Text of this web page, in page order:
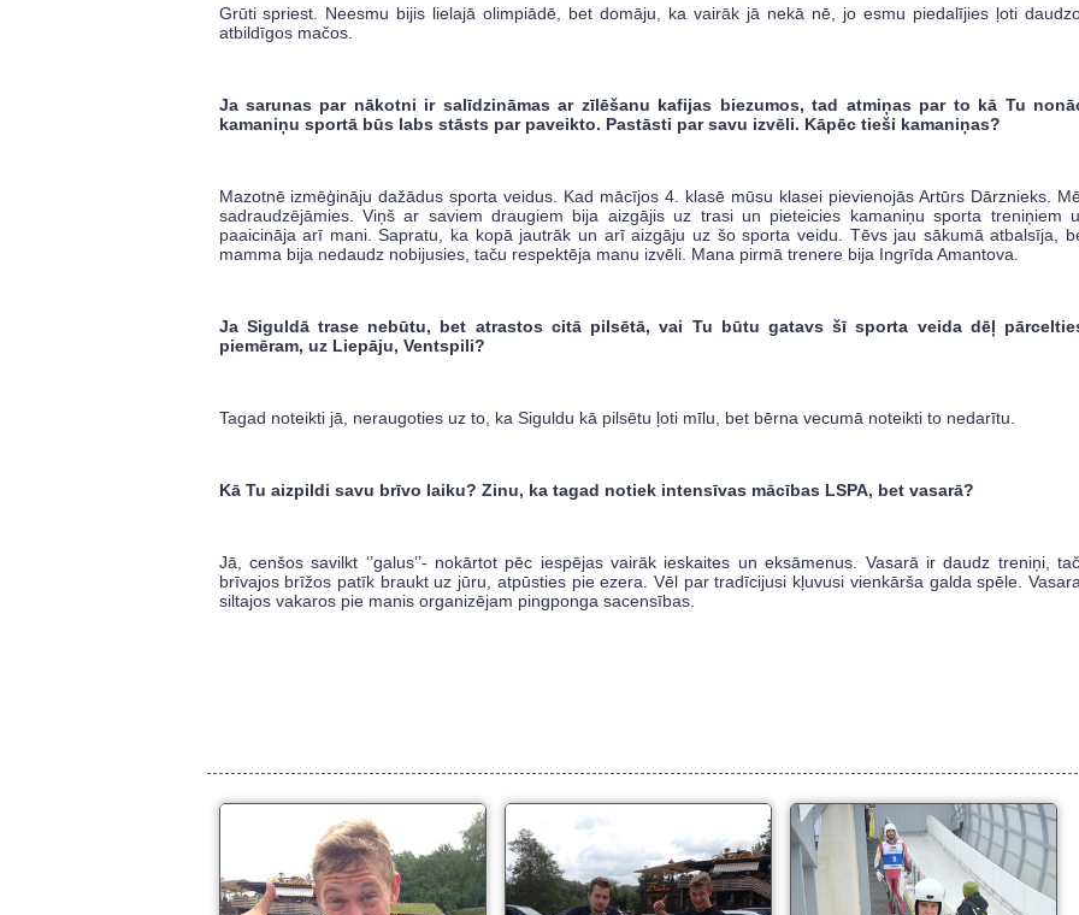
Grūti spriest. Neesmu bijis lielajā olimpiādē, bet domāju, ka vairāk jā nekā nē, jo esmu piedalījies ļoti
atbildīgos mačos.
Ja sarunas par nākotni ir salīdzināmas ar zīlēšanu kafijas biezumos, tad atmiņas par to kā Tu
kamaniņu sportā būs labs stāsts par paveikto. Pastāsti par savu izvēli. Kāpēc tieši kamaniņas?
Mazotnē izmēģināju dažādus sporta veidus. Kad mācījos 4. klasē mūsu klasei pievienojās Artūrs Dārznieks.
sadraudzējāmies. Viņš ar saviem draugiem bija aizgājis uz trasi un pieteicies kamaniņu sporta treniņiem
paaicināja arī mani. Sapratu, ka kopā jautrāk un arī aizgāju uz šo sporta veidu. Tēvs jau sākumā atbalsīja,
mamma bija nedaudz nobijusies, taču respektēja manu izvēli. Mana pirmā trenere bija Ingrīda Amantova.
Ja Siguldā trase nebūtu, bet atrastos citā pilsētā, vai Tu būtu gatavs šī sporta veida dēļ
piemēram, uz Liepāju, Ventspili?
Tagad noteikti jā, neraugoties uz to, ka Siguldu kā pilsētu ļoti mīlu, bet bērna vecumā noteikti to nedarītu.
Kā Tu aizpildi savu brīvo laiku? Zinu, ka tagad notiek intensīvas mācības LSPA, bet vasarā?
Jā, cenšos savilkt ‘’galus’’- nokārtot pēc iespējas vairāk ieskaites un eksāmenus. Vasarā ir daudz treniņi,
brīvajos brīžos patīk braukt uz jūru, atpūsties pie ezera. Vēl par tradīcijusi kļuvusi vienkārša galda spēle.
siltajos vakaros pie manis organizējam pingponga sacensības.